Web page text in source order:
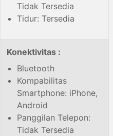
Tidak Tersedia
Tidur: Tersedia
Konektivitas :
Bluetooth
Kompabilitas
Smartphone: iPhone,
Android
Panggilan Telepon:
Tidak Tersedia